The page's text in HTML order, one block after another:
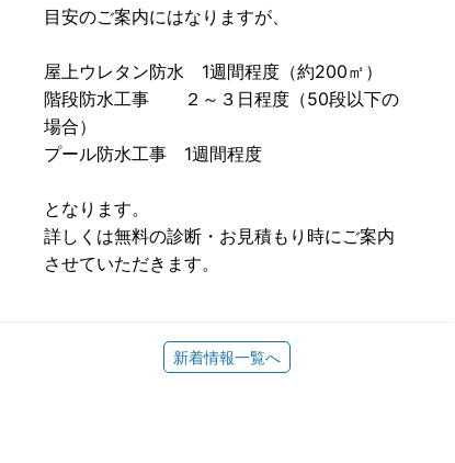
目安のご案内にはなりますが、
屋上ウレタン防水 1週間程度（約200㎡）
階段防水工事 ２～３日程度（50段以下の
場合）
プール防水工事 1週間程度
となります。
詳しくは無料の診断・お見積もり時にご案内
させていただきます。
新着情報一覧へ